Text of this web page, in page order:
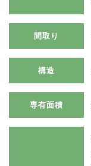
間取り
構造
専有面積